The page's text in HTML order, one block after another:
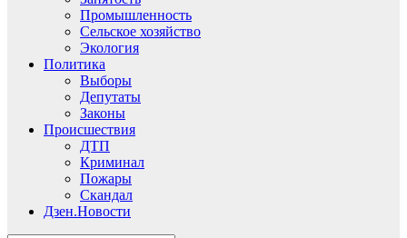
Промышленность
Сельское хозяйство
Экология
Политика
Выборы
Депутаты
Законы
Происшествия
ДТП
Криминал
Пожары
Скандал
Дзен.Новости